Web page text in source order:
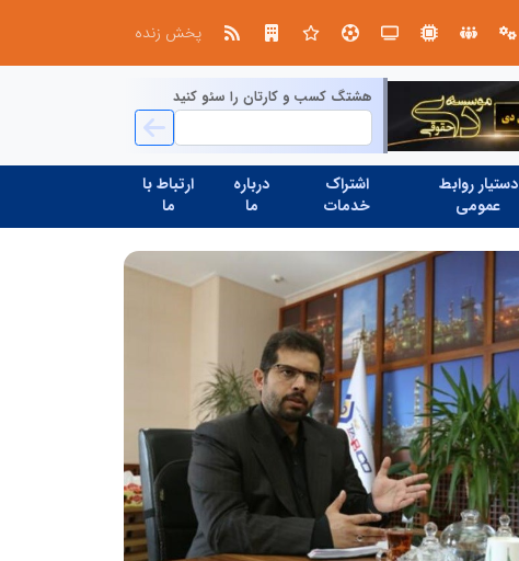
پخش زنده
هشتگ کسب و کارتان را سئو کنید
دستیار روابط
عمومی
اشتراک
خدمات
درباره
ما
ارتباط با
ما